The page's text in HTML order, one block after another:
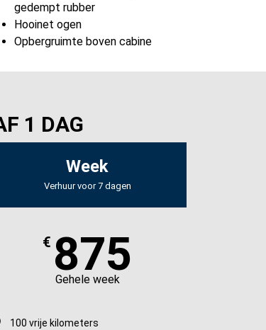
gedempt rubber
Hooinet ogen
Opbergruimte boven cabine
1 DAG
Week
Verhuur voor 7 dagen
€ 875
Gehele week
100 vrije kilometers